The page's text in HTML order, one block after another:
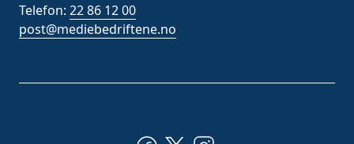
Telefon: 22 86 12 00
post@mediebedriftene.no